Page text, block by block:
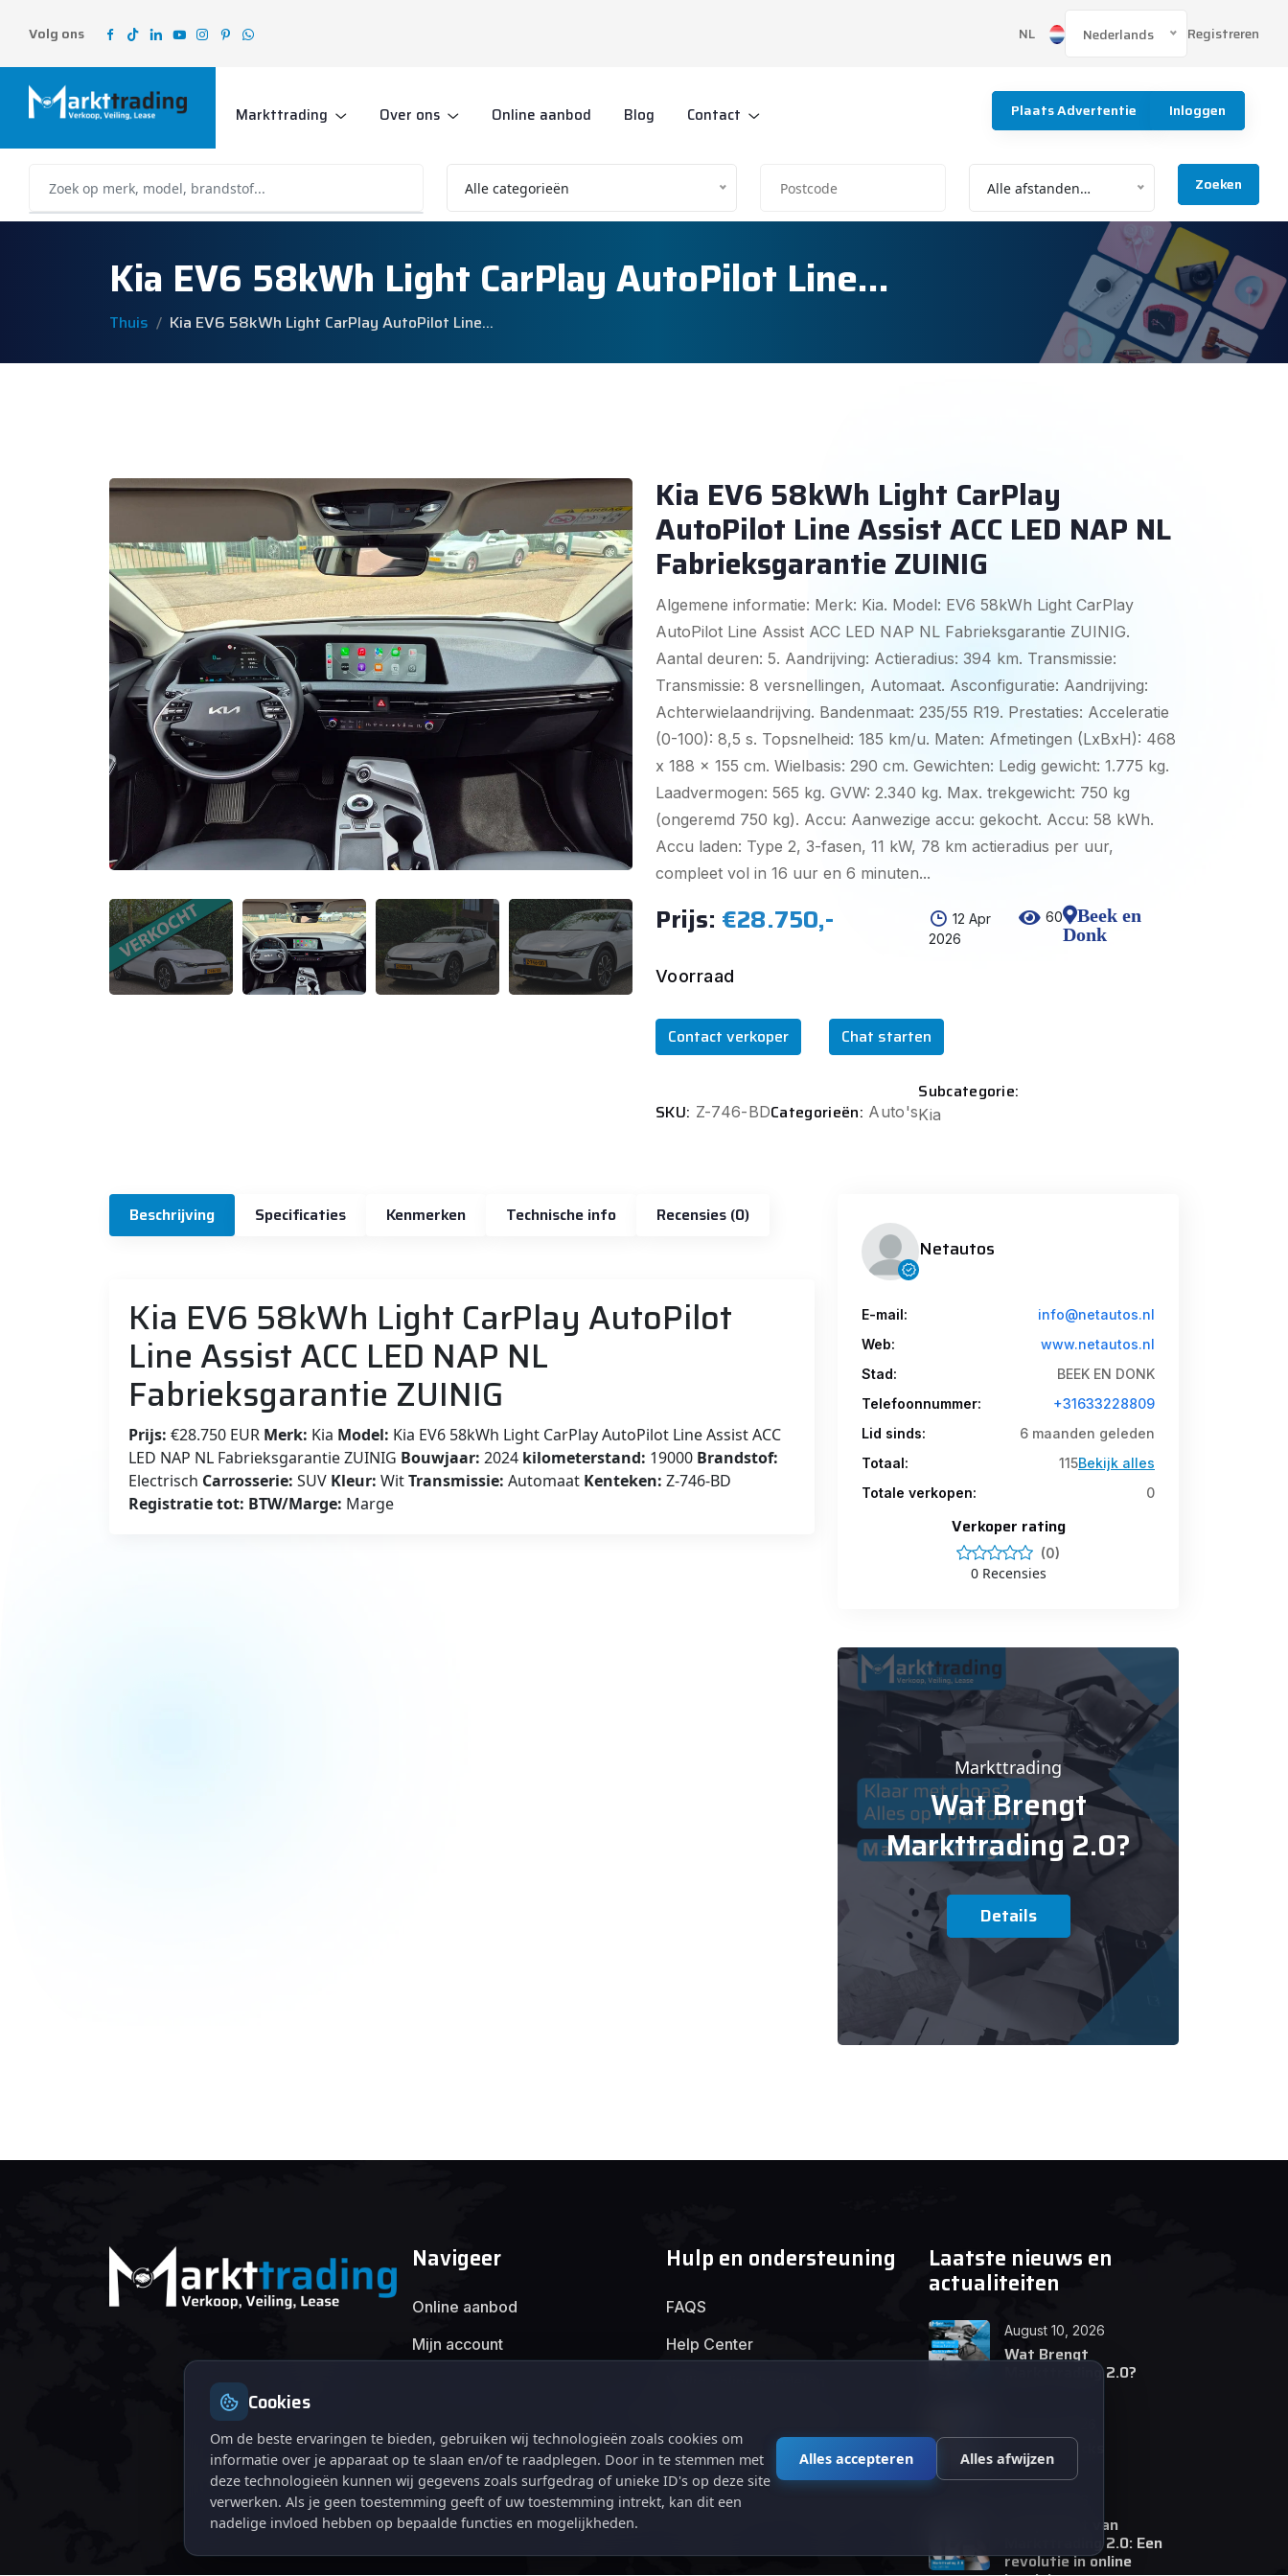
Volg ons NL Nederlands Registreren
Markttrading Over ons Online aanbod Blog Contact Plaats Advertentie Inloggen
Alle categorieën Alle afstanden… Zoeken
Kia EV6 58kWh Light CarPlay AutoPilot Line…
Thuis Kia EV6 58kWh Light CarPlay AutoPilot Line…
Kia EV6 58kWh Light CarPlay
AutoPilot Line Assist ACC LED NAP NL
Fabrieksgarantie ZUINIG
Algemene informatie: Merk: Kia. Model: EV6 58kWh Light CarPlay
AutoPilot Line Assist ACC LED NAP NL Fabrieksgarantie ZUINIG.
Aantal deuren: 5. Aandrijving: Actieradius: 394 km. Transmissie:
Transmissie: 8 versnellingen, Automaat. Asconfiguratie: Aandrijving:
Achterwielaandrijving. Bandenmaat: 235/55 R19. Prestaties: Acceleratie
(0-100): 8,5 s. Topsnelheid: 185 km/u. Maten: Afmetingen (LxBxH): 468
x 188 x 155 cm. Wielbasis: 290 cm. Gewichten: Ledig gewicht: 1.775 kg.
Laadvermogen: 565 kg. GVW: 2.340 kg. Max. trekgewicht: 750 kg
(ongeremd 750 kg). Accu: Aanwezige accu: gekocht. Accu: 58 kWh.
Accu laden: Type 2, 3-fasen, 11 kW, 78 km actieradius per uur,
compleet vol in 16 uur en 6 minuten...
Prijs: €28.750,-
12 Apr
2026
60
Beek en
Donk
Voorraad
Contact verkoper Chat starten
SKU: Z-746-BDCategorieën: Auto's
Subcategorie:
Kia
Beschrijving Specificaties Kenmerken Technische info Recensies (0)
Kia EV6 58kWh Light CarPlay AutoPilot
Line Assist ACC LED NAP NL
Fabrieksgarantie ZUINIG
Prijs: €28.750 EUR Merk: Kia Model: Kia EV6 58kWh Light CarPlay AutoPilot Line Assist ACC
LED NAP NL Fabrieksgarantie ZUINIG Bouwjaar: 2024 kilometerstand: 19000 Brandstof:
Electrisch Carrosserie: SUV Kleur: WitTransmissie: Automaat Kenteken: Z-746-BD
Registratie tot: BTW/Marge: Marge
Netautos
E-mail:
info@netautos.nl
Web:
www.netautos.nl
Stad:
BEEK EN DONK
Telefoonnummer:
+31633228809
Lid sinds:
6 maanden geleden
Totaal:
115Bekijk alles
Totale verkopen:
0
Verkoper rating
(0)
0 Recensies
Markttrading
Wat Brengt
Markttrading 2.0?
Details
Navigeer
Online aanbod
Mijn account
Hulp en ondersteuning
FAQS
Help Center
Privacybeleid
Laatste nieuws en
actualiteiten
August 10, 2026
Wat Brengt
Markttrading 2.0?
Tips en Tricks
De opkomst van
Markttrading 2.0: Een
revolutie in online
Cookies
Om de beste ervaringen te bieden, gebruiken wij technologieën zoals cookies om
informatie over je apparaat op te slaan en/of te raadplegen. Door in te stemmen met
deze technologieën kunnen wij gegevens zoals surfgedrag of unieke ID's op deze site
verwerken. Als je geen toestemming geeft of uw toestemming intrekt, kan dit een
nadelige invloed hebben op bepaalde functies en mogelijkheden.
Alles accepteren Alles afwijzen